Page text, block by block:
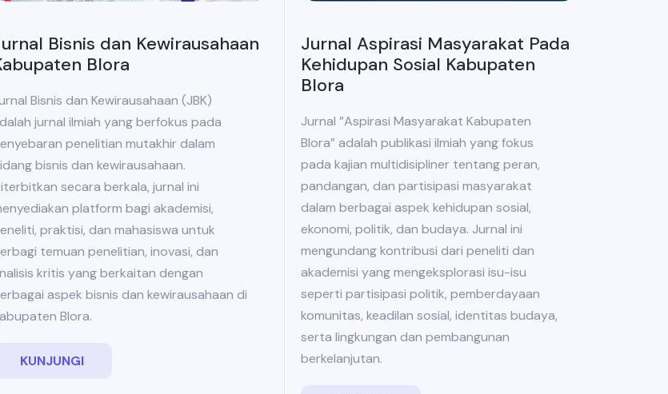
Bisnis dan Kewirausahaan
Blora
Bisnis dan Kewirausahaan (JBK)
jurnal ilmiah yang berfokus pada
penelitian mutakhir dalam
bisnis dan kewirausahaan.
secara berkala, jurnal ini
platform bagi akademisi,
praktisi, dan mahasiswa untuk
temuan penelitian, inovasi, dan
kritis yang berkaitan dengan
aspek bisnis dan kewirausahaan di
Blora.
KUNJUNGI
Jurnal Aspirasi Masyarakat Pada
Kehidupan Sosial Kabupaten
Blora
Jurnal ”Aspirasi Masyarakat Kabupaten
Blora” adalah publikasi ilmiah yang fokus
pada kajian multidisipliner tentang peran,
pandangan, dan partisipasi masyarakat
dalam berbagai aspek kehidupan sosial,
ekonomi, politik, dan budaya. Jurnal ini
mengundang kontribusi dari peneliti dan
akademisi yang mengeksplorasi isu-isu
seperti partisipasi politik, pemberdayaan
komunitas, keadilan sosial, identitas budaya,
serta lingkungan dan pembangunan
berkelanjutan.